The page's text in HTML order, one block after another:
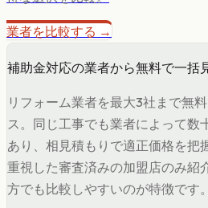
業者を比較する →
補助金対応の業者から無料で一括
リフォーム業者を最大3社まで無
ス。同じ工事でも業者によって数
あり、相見積もりで適正価格を把
重視した審査済みの加盟店のみ紹
方でも比較しやすいのが特徴です。